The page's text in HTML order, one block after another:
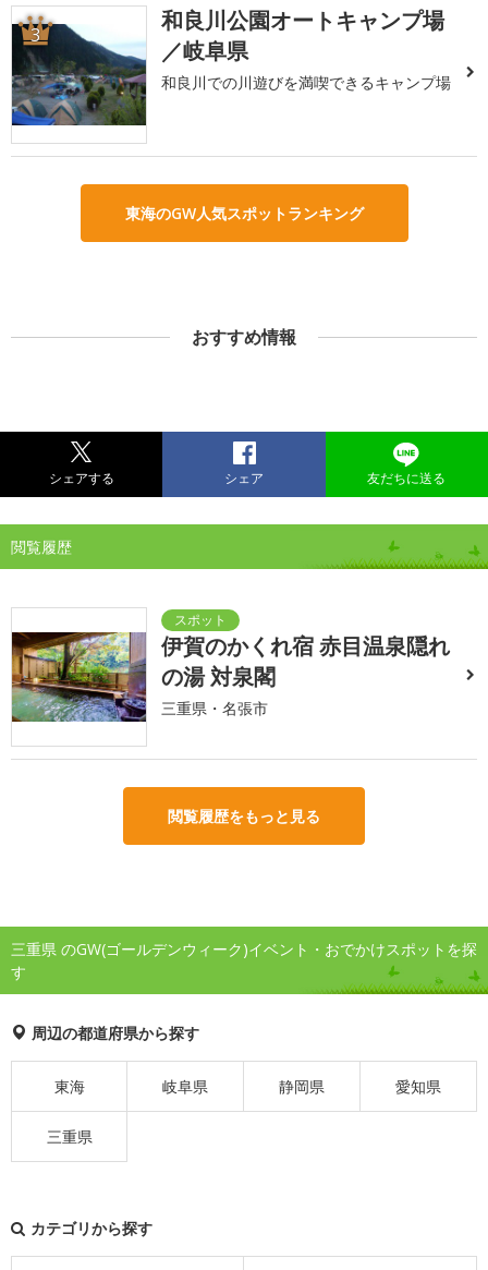
3
和良川公園オートキャンプ場
／岐阜県
和良川での川遊びを満喫できるキャンプ場
東海のGW人気スポットランキング
おすすめ情報
シェアする シェア 友だちに送る
閲覧履歴
伊賀のかくれ宿 赤目温泉隠れ
の湯 対泉閣
三重県・名張市
閲覧履歴をもっと見る
三重県 のGW(ゴールデンウィーク)イベント・おでかけスポットを探
す
周辺の都道府県から探す
東海 岐阜県 静岡県 愛知県
三重県
カテゴリから探す